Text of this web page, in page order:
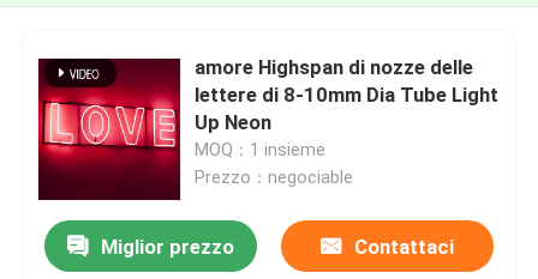
amore Highspan di nozze delle
lettere di 8-10mm Dia Tube Light
Up Neon
MOQ：1 insieme
Prezzo：negociable
Miglior prezzo Contattaci